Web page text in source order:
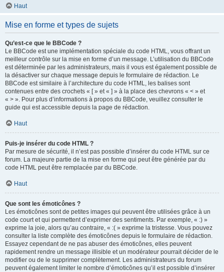
Haut
Mise en forme et types de sujets
Qu’est-ce que le BBCode ?
Le BBCode est une implémentation spéciale du code HTML, vous offrant un
meilleur contrôle sur la mise en forme d’un message. L’utilisation du BBCode
est déterminée par les administrateurs, mais il vous est également possible de
la désactiver sur chaque message depuis le formulaire de rédaction. Le
BBCode est similaire à l’architecture du code HTML, les balises sont
contenues entre des crochets « [ » et « ] » à la place des chevrons « < » et
« > ». Pour plus d’informations à propos du BBCode, veuillez consulter le
guide qui est accessible depuis la page de rédaction.
Haut
Puis-je insérer du code HTML ?
Par mesure de sécurité, il n’est pas possible d’insérer du code HTML sur ce
forum. La majeure partie de la mise en forme qui peut être générée par du
code HTML peut être remplacée par du BBCode.
Haut
Que sont les émoticônes ?
Les émoticônes sont de petites images qui peuvent être utilisées grâce à un
code court et qui permettent d’exprimer des sentiments. Par exemple, « :) »
exprime la joie, alors qu’au contraire, « :( » exprime la tristesse. Vous pouvez
consulter la liste complète des émoticônes depuis le formulaire de rédaction.
Essayez cependant de ne pas abuser des émoticônes, elles peuvent
rapidement rendre un message illisible et un modérateur pourrait décider de le
modifier ou de le supprimer complètement. Les administrateurs du forum
peuvent également limiter le nombre d’émoticônes qu’il est possible d’insérer